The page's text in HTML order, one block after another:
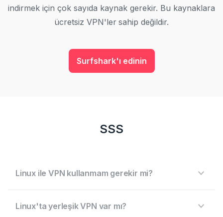
indirmek için çok sayıda kaynak gerekir. Bu kaynaklara
ücretsiz VPN'ler sahip değildir.
Surfshark'ı edinin
SSS
Linux ile VPN kullanmam gerekir mi?
Linux'ta yerleşik VPN var mı?